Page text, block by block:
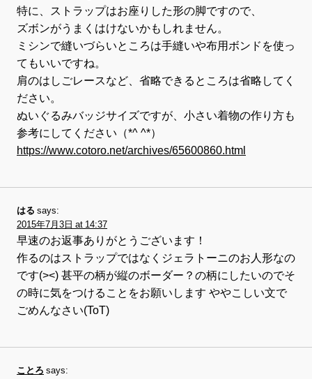
特に、ストラップはお座りした形の脚ですので、
ズボンがうまくはけないかもしれません。
ミシンで縫いづらいところは手縫いや布用ボンドを使っ
てもいいですね。
肩のはしごレースなど、省略できるところは省略してく
ださい。
ぬいぐるみバッジサイズですが、小さい着物の作り方も
参考にしてください（*^ ^*）
https://www.cotoro.net/archives/65600860.html
はる says:
2015年7月3日 at 14:37
早速のお返事ありがとうございます！
作るのはストラップではなくジェラトーニのお人形なの
です(><) 甚平の柄が縦のボーダー？の柄にしたいのでそ
の時に気をつけることをお願いします ややこしい文で
ごめんなさい(ToT)
ことろ says: